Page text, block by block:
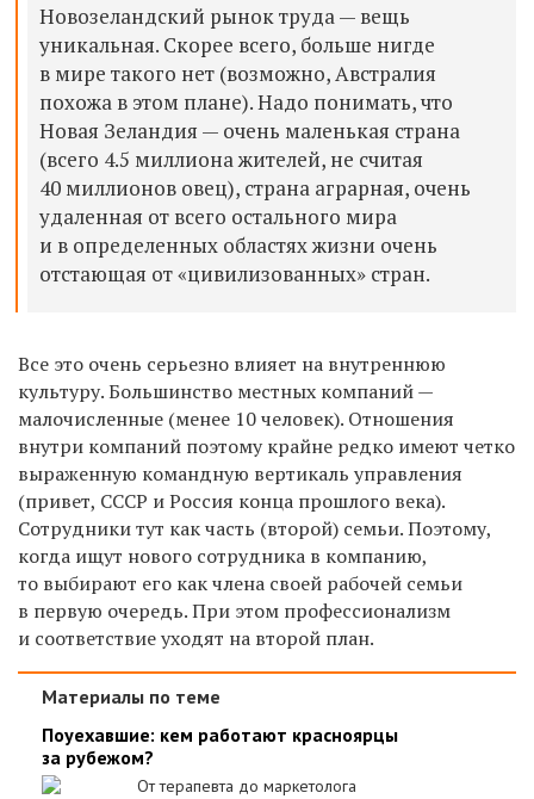
Новозеландский рынок труда — вещь
уникальная. Скорее всего, больше нигде
в мире такого нет (возможно, Австралия
похожа в этом плане). Надо понимать, что
Новая Зеландия — очень маленькая страна
(всего 4.5 миллиона жителей, не считая
40 миллионов овец), страна аграрная, очень
удаленная от всего остального мира
и в определенных областях жизни очень
отстающая от «цивилизованных» стран.
Все это очень серьезно влияет на внутреннюю
культуру. Большинство местных компаний —
малочисленные (менее 10 человек). Отношения
внутри компаний поэтому крайне редко имеют четко
выраженную командную вертикаль управления
(привет, СССР и Россия конца прошлого века).
Сотрудники тут как часть (второй) семьи. Поэтому,
когда ищут нового сотрудника в компанию,
то выбирают его как члена своей рабочей семьи
в первую очередь. При этом профессионализм
и соответствие уходят на второй план.
Материалы по теме
Поуехавшие: кем работают красноярцы
за рубежом?
От терапевта до маркетолога